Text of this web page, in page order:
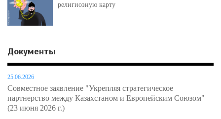
религиозную карту
Документы
25.06.2026
Совместное заявление "Укрепляя стратегическое
партнерство между Казахстаном и Европейским Союзом"
(23 июня 2026 г.)